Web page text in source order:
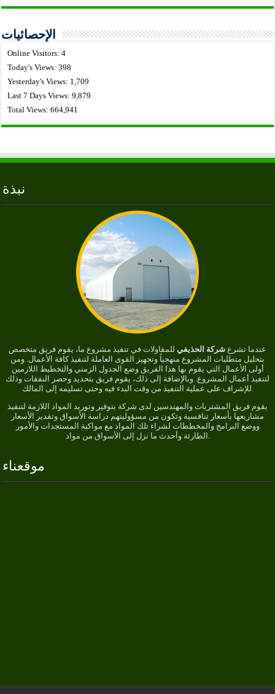
الإحصائيات
Online Visitors:4
Today's Views:398
Yesterday's Views: 1,709
Last 7 Days Views:9,879
Total Views:664,941
نبذة
عندما تشرع شركة الحذيفي للمقاولات في تنفيذ مشروع ما، يقوم فريق متخصص
بتحليل متطلبات المشروع منهجياً وتجهيز القوى العاملة لتنفيذ كافة الأعمال. ومن
أولى الأعمال التي يقوم بها هذا الفريق وضع الجدول الزمني والتخطيط اللازمين
لتنفيذ أعمال المشروع. وبالإضافة إلى ذلك، يقوم فريق بتحديد وحصر النفقات وذلك
يقوم فريق المشتريات والمهندسين لدى شركة بتوفير وتوريد المواد اللازمة لتنفيذ
مشاريعها بأسعار تنافسية وتكون من مسؤوليتهم دراسة الأسواق وتقدير الأسعار
ووضع البرامج والمخططات لشراء تلك المواد مع مواكبة المستجدات والأمور
موقعناء